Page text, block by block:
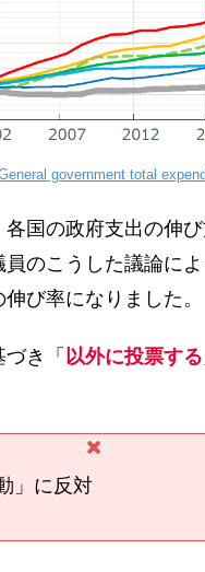
government total
各国の政府支出の伸
のこうした議論に
び率になりました。
き「 以外に投票する
」に反対